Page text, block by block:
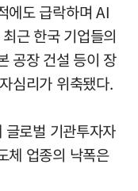
에도 급락하며 AI
근 한국 기업들의
공장 건설 등이 장
심리가 위축됐다.
로벌 기관투자자
체 업종의 낙폭은